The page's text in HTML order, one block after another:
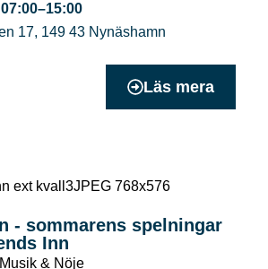
17, 149 43 Nynäshamn
Läs mera
- sommarens spelningar
Inn
Musik & Nöje